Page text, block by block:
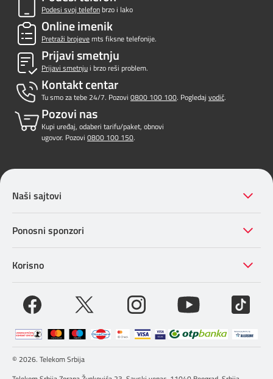
Podesi svoj telefonbrzo i lako
Online imenik
Pretraži brojevemts fiksne telefonije.
Prijavi smetnju
Prijavi smetnjui brzo reši problem.
Kontakt centar
Tu smo za tebe 24/7. Pozovi 0800 100 100. Pogledaj vodič.
Pozovi nas
Kupi uređaj, odaberi tarifu/paket, obnovi
ugovor. Pozovi 0800 100 150.
Naši sajtovi
Ponosni sponzori
Korisno
© 2026. Telekom Srbija